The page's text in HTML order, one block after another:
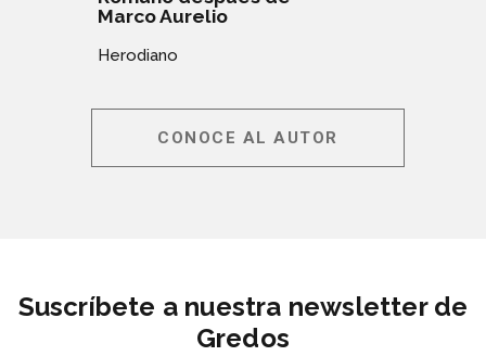
Marco Aurelio
Herodiano
CONOCE AL AUTOR
Suscríbete a nuestra newsletter de
Gredos